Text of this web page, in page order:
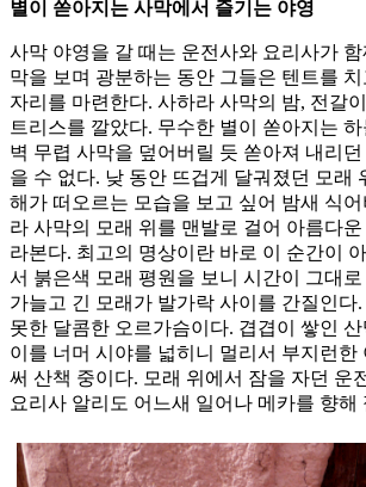
별이 쏟아지는 사막에서 즐기는 야영
사막 야영을 갈 때는 운전사와 요리사가
막을 보며 광분하는 동안 그들은 텐트를
자리를 마련한다. 사하라 사막의 밤, 전갈
트리스를 깔았다. 무수한 별이 쏟아지는
벽 무렵 사막을 덮어버릴 듯 쏟아져 내리
을 수 없다. 낮 동안 뜨겁게 달궈졌던 모래
해가 떠오르는 모습을 보고 싶어 밤새 식
라 사막의 모래 위를 맨발로 걸어 아름다
라본다. 최고의 명상이란 바로 이 순간이
서 붉은색 모래 평원을 보니 시간이 그대
가늘고 긴 모래가 발가락 사이를 간질인다.
못한 달콤한 오르가슴이다. 겹겹이 쌓인
이를 너머 시야를 넓히니 멀리서 부지런한
써 산책 중이다. 모래 위에서 잠을 자던 운
요리사 알리도 어느새 일어나 메카를 향해